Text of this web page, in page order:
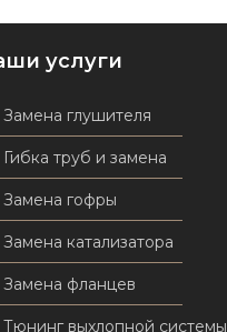
услуги
Замена глушителя
Гибка труб и замена
Замена гофры
Замена катализатора
Замена фланцев
Тюнинг выхлопной системы